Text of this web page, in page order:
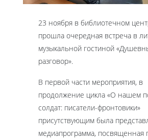
23 ноября в библиотечном
прошла очередная встреча в
музыкальной гостиной
разговор».
В первой части мероприятия, в
продолжение цикла «О нашем
солдат: писатели-фронтовики»
присутствующим была
медиапрограмма, посвященная